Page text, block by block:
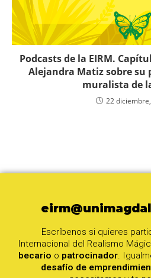
Podcasts de la EIRM.
Alejandra Matiz sobre su
muralista de
22
Escríbenos si quieres
Internacional del Realismo
becario o patrocinador.
desafío de